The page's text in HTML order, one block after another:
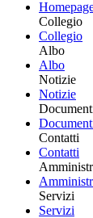
Collegio
Collegio
Albo
Albo
Notizie
Notizie
Contatti
Contatti
Servizi
Servizi